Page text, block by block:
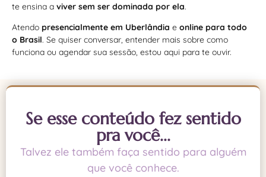
te ensina a viver sem ser dominada por ela.
Atendo presencialmente em Uberlândia e online para todo
o Brasil. Se quiser conversar, entender mais sobre como
funciona ou agendar sua sessão, estou aqui para te ouvir.
Se esse conteúdo fez sentido
pra você...
Talvez ele também faça sentido para alguém
que você conhece.